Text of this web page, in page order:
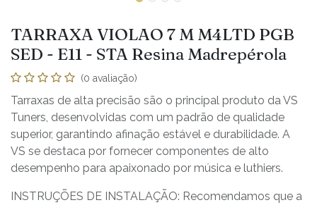
TARRAXA VIOLAO 7 M M4LTD PGB
SED - E11 - STA Resina Madrepérola
(0 avaliação)
Tarraxas de alta precisão são o principal produto da VS
Tuners, desenvolvidas com um padrão de qualidade
superior, garantindo afinação estável e durabilidade. A
VS se destaca por fornecer componentes de alto
desempenho para apaixonado por música e luthiers.
INSTRUÇÕES DE INSTALAÇÃO: Recomendamos que a